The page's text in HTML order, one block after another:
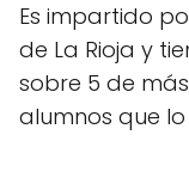
Es impartido
de La Rioja y
sobre 5 de
alumnos que